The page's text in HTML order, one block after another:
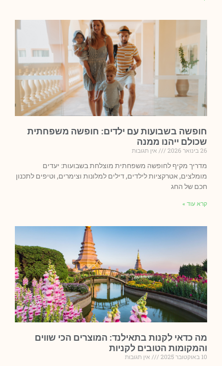
חופשה בשבועות עם ילדים: חופשה משפחתית
שכולם ייהנו ממנה
26 בינואר 2026
אין תגובות
מדריך מקיף לחופשה משפחתית מוצלחת בשבועות: יעדים
מומלצים, אטרקציות לילדים, דילים למלונות וצימרים, וטיפים לתכנון
חכם של החג
קרא עוד »
מה כדאי לקנות בתאילנד: המוצרים הכי שווים
והמקומות הטובים לקניות
10 באוקטובר 2025
אין תגובות